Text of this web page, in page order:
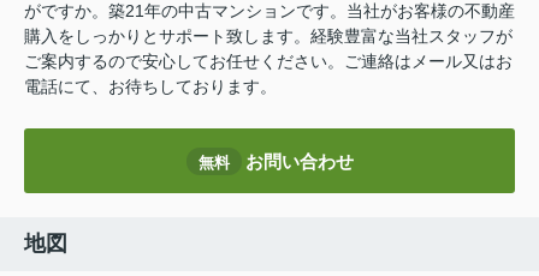
がですか。築21年の中古マンションです。当社がお客様の不動産
購入をしっかりとサポート致します。経験豊富な当社スタッフが
ご案内するので安心してお任せください。ご連絡はメール又はお
電話にて、お待ちしております。
無料 お問い合わせ
地図